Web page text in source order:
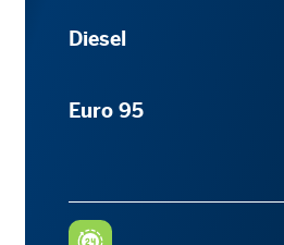
Diesel
Euro 95